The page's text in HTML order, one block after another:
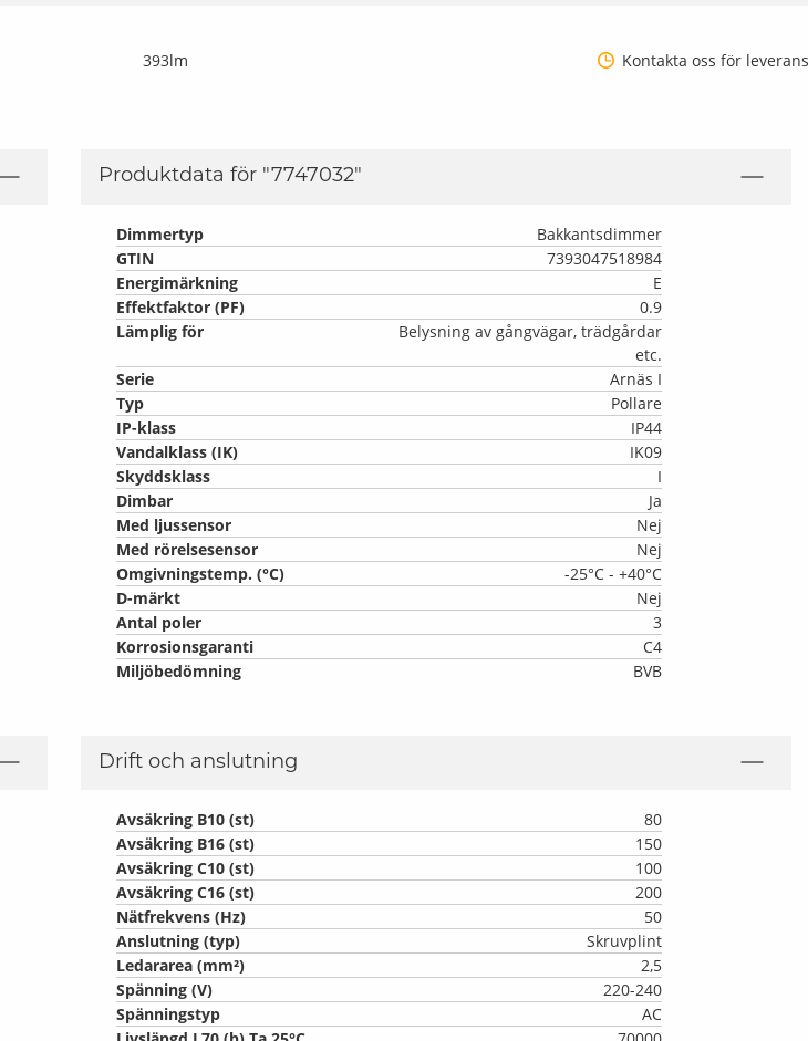
393lm Kontakta oss för leverans
Produktdata för "7747032"
Dimmertyp
Bakkantsdimmer
GTIN
7393047518984
Energimärkning
E
Effektfaktor (PF)
0.9
Lämplig för
Belysning av gångvägar, trädgårdar
etc.
Serie
Arnäs I
Typ
Pollare
IP-klass
IP44
Vandalklass (IK)
IK09
Skyddsklass
I
Dimbar
Ja
Med ljussensor
Nej
Med rörelsesensor
Nej
Omgivningstemp. (°C)
-25°C - +40°C
D-märkt
Nej
Antal poler
3
Korrosionsgaranti
C4
Miljöbedömning
BVB
Drift och anslutning
Avsäkring B10 (st)
80
Avsäkring B16 (st)
150
Avsäkring C10 (st)
100
Avsäkring C16 (st)
200
Nätfrekvens (Hz)
50
Anslutning (typ)
Skruvplint
Ledararea (mm²)
2,5
Spänning (V)
220-240
Spänningstyp
AC